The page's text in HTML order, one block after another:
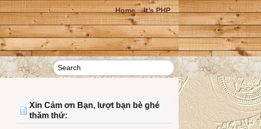
Home It’s PHP
Xin Cảm ơn Bạn, lượt bạn bè ghé
thăm thứ: